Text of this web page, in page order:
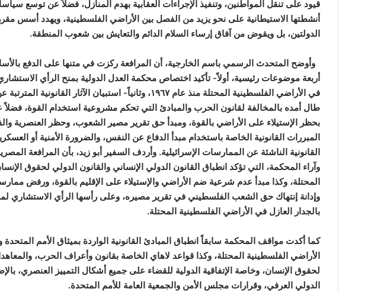
قيود على تنقل المواطنين، وتنفيذ الإجراءات العقابية بهدم المنازل، فضلاً عن توسع
أنشطتها الاستيطانية على نحو يزيد من الفصل بين الأراضي الفلسطينية، ويهدد أسس
الدولتين، بل ويقوض من آفاق إرساء السلام الدائم والتعايش بين شعوب المنطقة.
وأوضح المتحدث الرسمي باسم الخارجية، أن المرافعة ركزت في متنها على الدفع
أربعة موضوعات رئيسية، أولاً- تأكيد اختصاص محكمة العدل الدولية بمنح الرأي
في الأراضي الفلسطينية المحتلة منذ عام ١٩٦٧، وثانياً- استبيان الآثار
طال أمده بالمخالفة لقانون الحرب والمبادئ التي تحكم مشروعية استخدام القوة، فضلاً عن
بحظر الإستيلاء على الأراضي بالقوة، ومبدأ حق تقرير مصير الشعوب، وحظر العنصرية
المبررات القانونية الخاصة باستخدام مبدأ الدفاع عن النفس، والضرورة الأمنية أو
القانونية الناشئة عن الممارسات الإسرائيلية. وأردف السفير أبو زيد، بأن المرافعة
وآراء المحكمة، التي تؤكد انطباق القانون الدولي الإنساني والقانون الدولي لحقوق
المحتلة، وكذا مبدأ عدم شرعية ضم الأراضي والإستيلاء على الإقليم بالقوة، ورفض
وإدانة إنتهاك حق الشعب الفلسطيني في تقرير مصيره، وعلى رأسها الرأي الاستشاري
بالجدار العازل في الأراضي الفلسطينية المحتلة.
كما أكدت مواقف المحكمة سابقاً انطباق المبادئ القانونية الواردة بميثاق الأمم
الأراضي الفلسطينية المحتلة، وكذا قواعد لاهاي الخاصة بقانون وأعراف الحرب،
لحقوق الإنسان، وخاصة الإتفاقية الدولية للقضاء على جميع أشكال التمييز العنصري،
الدولي العرفي، وقرارات مجلس الأمن والجمعية العامة للأمم المتحدة.